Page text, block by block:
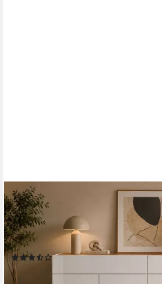
OTTO HOME
Sideboard Garda Kommode,
Made in Italy, Hochglanzlackierte
Breite 160,1 cm
(57)
189,99 €